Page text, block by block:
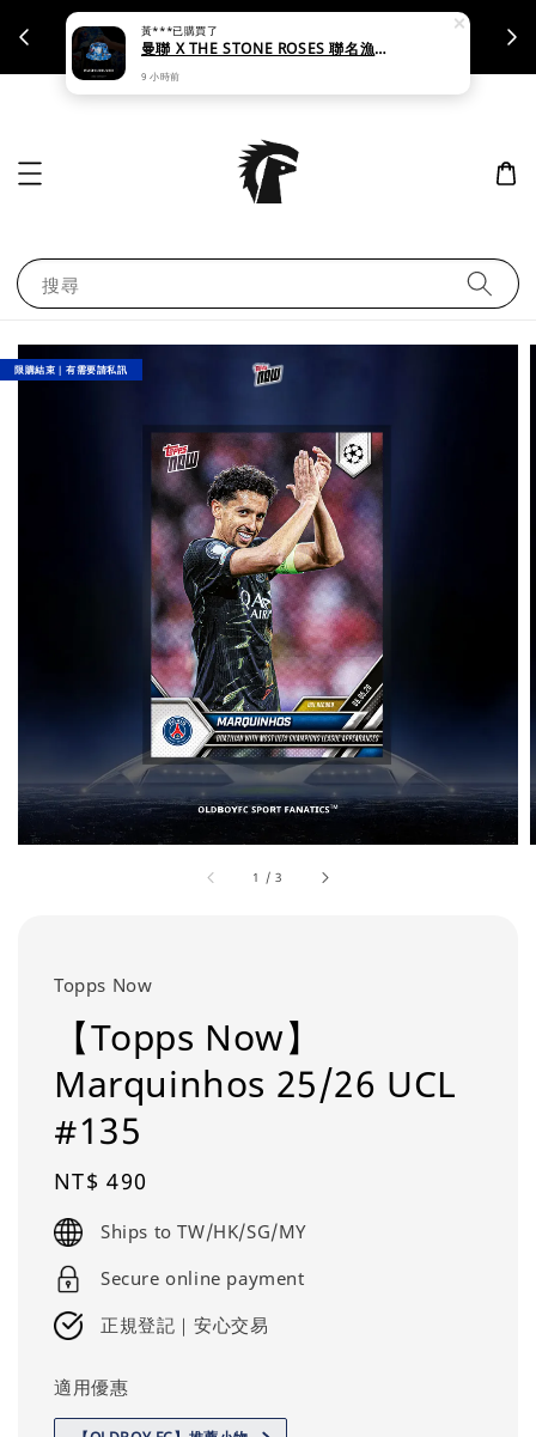
支援刷卡｜皆開立統一發票
搜尋
1 /3
限購結束｜有需要請私訊
Topps Now
【Topps Now】
Marquinhos 25/26 UCL
#135
Regular
price
NT$ 490
Ships to TW/HK/SG/MY
Secure online payment
正規登記｜安心交易
適用優惠
黃***已購買了
曼聯 X THE STONE ROSES 聯名漁夫帽 - KE5264
9 小時前